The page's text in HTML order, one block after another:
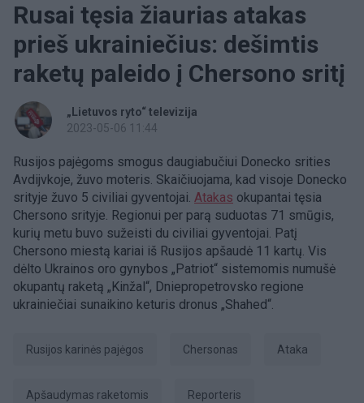
Rusai tęsia žiaurias atakas
prieš ukrainiečius: dešimtis
raketų paleido į Chersono sritį
„Lietuvos ryto“ televizija
2023-05-06 11:44
Rusijos pajėgoms smogus daugiabučiui Donecko srities
Avdijvkoje, žuvo moteris. Skaičiuojama, kad visoje Donecko
srityje žuvo 5 civiliai gyventojai. Atakas okupantai tęsia
Chersono srityje. Regionui per parą suduotas 71 smūgis,
kurių metu buvo sužeisti du civiliai gyventojai. Patį
Chersono miestą kariai iš Rusijos apšaudė 11 kartų. Vis
dėlto Ukrainos oro gynybos „Patriot“ sistemomis numušė
okupantų raketą „Kinžal“, Dniepropetrovsko regione
ukrainiečiai sunaikino keturis dronus „Shahed“.
Rusijos karinės pajėgos Chersonas ataka
apšaudymas raketomis Reporteris